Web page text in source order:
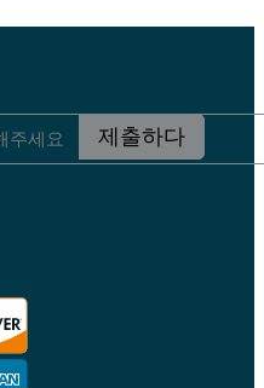
제출하다